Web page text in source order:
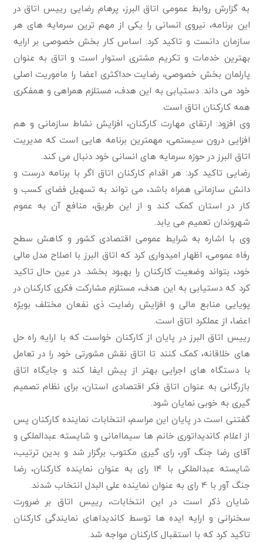
به گزارش روابط عمومی اتاق البرز، پرهام رضایی رییس اتاق در
این برنامه، نیروی انسانی را یکی از مهم ترین سرمایه های هر
سازمان دانست و تاکید کرد: اساس کار بخش خصوصی بر ارایه
بهترین خدمات و تکریم مشتری استوار است و اتاق به عنوان
پارلمان بخش خصوصی، رضایت حداکثری اعضا را ماموریت اصلی
خود می داند. دستیابی به این هدف، مستلزم همراهی و همفکری
همه کارکنان اتاق است.
وی افزود: ارتقای مهارت کارکنان، افزایش نشاط سازمانی و هم
افزایی درون سیستمی، مهمترین برنامه هایی است که مدیریت
اتاق البرز در حوزه سرمایه های انسانی خود دنبال می کند.
رضایی تاکید کرد: هر اقدام کارکنان اتاق اگر با برنامه درست و
دانش سازمانی همراه باشد، می تواند به تسهیل فضای کسب و
کار در استان کمک کند و از این طریق، منافع آن به عموم
شهروندان تعمیم می یابد.
وی با اشاره به شرایط عمومی اقتصادی کشور و کاهش سطح
رفاه عمومی، اظهار امیدواری کرد که اتاق البرز با اصلاح مدل مالی
خود، بتواند وضعیت کارکنان را بهبود بخشد. در عین حال تاکید
کرد که دستیابی به این هدف، مستلزم مشارکت فکری کارکنان در
پویایی منابع مالی و افزایش رضایت ذی نفعان مختلف بویژه
اعضا، از عملکرد اتاق است.
رییس اتاق البرز در پایان از کارکنان خواست که با ارایه راه حل
های خلاقانه، کمک کنند تا اتاق نقش مشورتی خود را در تعامل
با دستگاه های اجرایی بهتر از پیش ایفا کند و جایگاه اتاق
بازرگانی به عنوان اتاق فکر اقتصادی استان، برای نظام تصمیم
گیری به خوبی نمایان شود.
گفتنی است در پایان این مراسم، انتخابات نماینده کارکنان پس
از اعلام کاندیداتوری خانم ها سیماامانی و شایسته عبدالملکی و
آقای رضا جنگ آور، رای گیری مکتوب برگزار شد و بدین ترتیب،
شایسته عبدالملکی با ۱۴ رای به عنوان نماینده کارکنان، رضا
جنگ آور با ۴ رای به عنوان نماینده علی البدل انتخاب شدند.
شایان ذکر است در این انتخابات، رییس اتاق بر ضرورت
سخنرانی و ارایه ایده ها توسط کاندیداهای نمایندگی کارکنان
تاکید کرد که با استقبال کارکنان مواجه شد.